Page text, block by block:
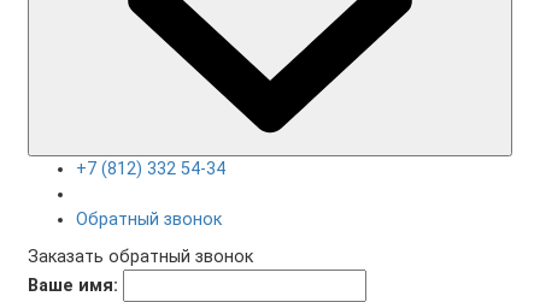
+7 (812) 332 54-34
Обратный звонок
Заказать обратный звонок
Ваше имя: